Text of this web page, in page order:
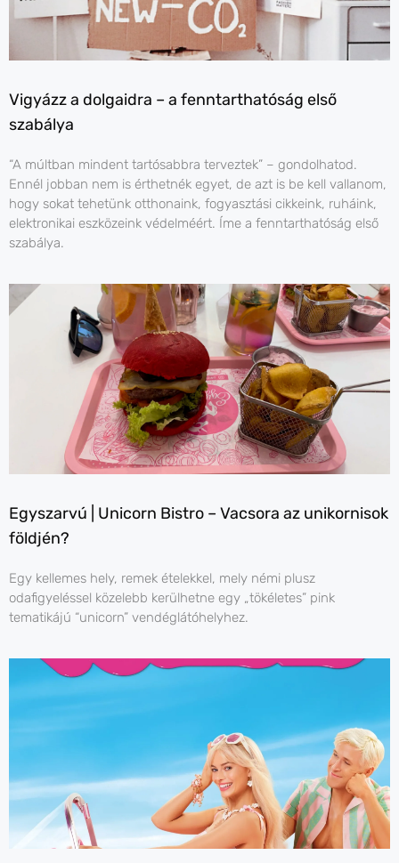
Vigyázz a dolgaidra – a fenntarthatóság első
szabálya
“A múltban mindent tartósabbra terveztek” – gondolhatod.
Ennél jobban nem is érthetnék egyet, de azt is be kell vallanom,
hogy sokat tehetünk otthonaink, fogyasztási cikkeink, ruháink,
elektronikai eszközeink védelméért. Íme a fenntarthatóság első
szabálya.
Egyszarvú | Unicorn Bistro – Vacsora az unikornisok
földjén?
Egy kellemes hely, remek ételekkel, mely némi plusz
odafigyeléssel közelebb kerülhetne egy „tökéletes” pink
tematikájú “unicorn” vendéglátóhelyhez.